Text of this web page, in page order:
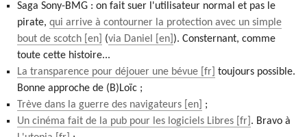
Saga Sony-BMG : on fait suer l'utilisateur normal et pas le
pirate, qui arrive à contourner la protection avec un simple
bout de scotch
(via Daniel
). Consternant, comme
toute cette histoire...
La transparence pour déjouer une bévue
toujours possible.
Bonne approche de (B)Loïc ;
Trève dans la guerre des navigateurs
;
Un cinéma fait de la pub pour les logiciels Libres
. Bravo à